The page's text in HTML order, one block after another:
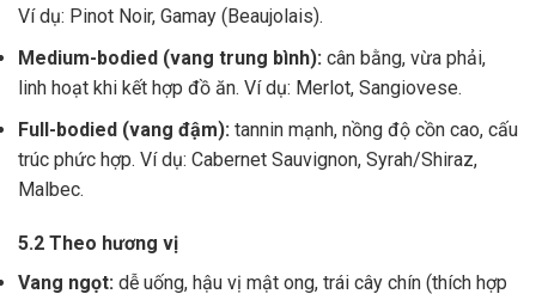
Ví dụ: Pinot Noir, Gamay (Beaujolais).
Medium-bodied (vang trung bình): cân bằng, vừa phải,
linh hoạt khi kết hợp đồ ăn. Ví dụ: Merlot, Sangiovese.
Full-bodied (vang đậm): tannin mạnh, nồng độ cồn cao, cấu
trúc phức hợp. Ví dụ: Cabernet Sauvignon, Syrah/Shiraz,
Malbec.
5.2 Theo hương vị
Vang ngọt: dễ uống, hậu vị mật ong, trái cây chín (thích hợp